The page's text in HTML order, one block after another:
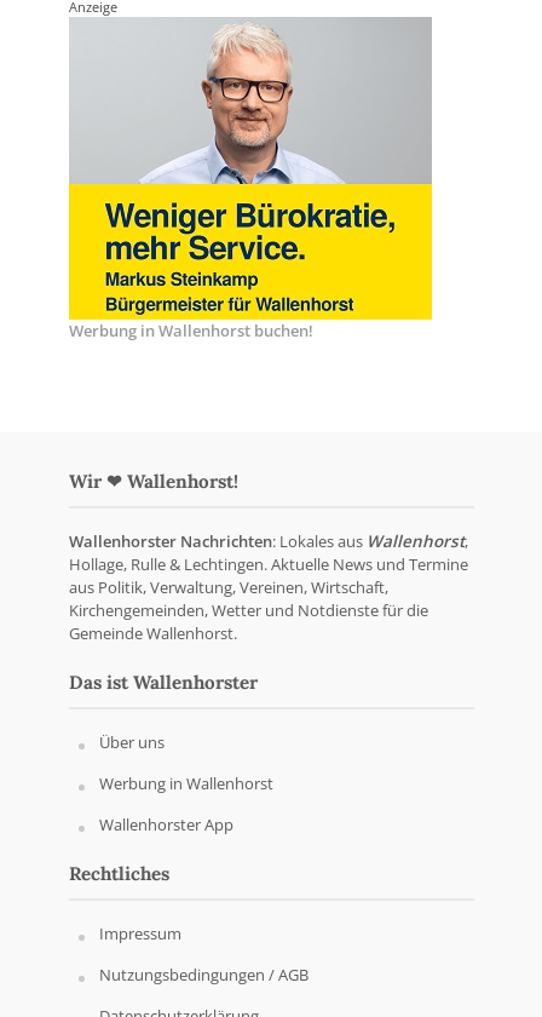
Anzeige
Werbung in Wallenhorst buchen!
Wir ❤ Wallenhorst!
Wallenhorster Nachrichten: Lokales aus Wallenhorst,
Hollage, Rulle & Lechtingen. Aktuelle News und Termine
aus Politik, Verwaltung, Vereinen, Wirtschaft,
Kirchengemeinden, Wetter und Notdienste für die
Gemeinde Wallenhorst.
Das ist Wallenhorster
Über uns
Werbung in Wallenhorst
Wallenhorster App
Rechtliches
Impressum
Nutzungsbedingungen / AGB